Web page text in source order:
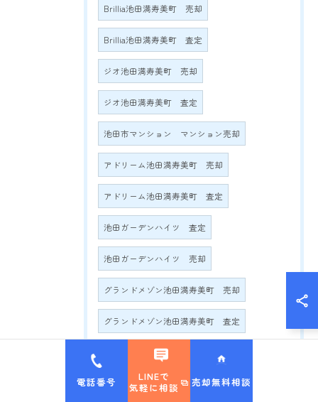
Brillia池田満寿美町 売却
Brillia池田満寿美町 査定
ジオ池田満寿美町 売却
ジオ池田満寿美町 査定
池田市マンション マンション売却
アドリーム池田満寿美町 売却
アドリーム池田満寿美町 査定
池田ガーデンハイツ 査定
池田ガーデンハイツ 売却
グランドメゾン池田満寿美町 売却
グランドメゾン池田満寿美町 査定
グランドメゾン満寿美町2016 売却
グランドメゾン満寿美町2016 査定
電話番号
LINEで
気軽に相談
売却無料相談